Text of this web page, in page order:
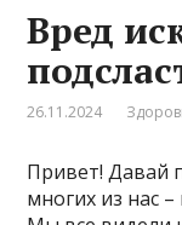
Вред
26.11.2024
Привет! Давай
многих из нас –